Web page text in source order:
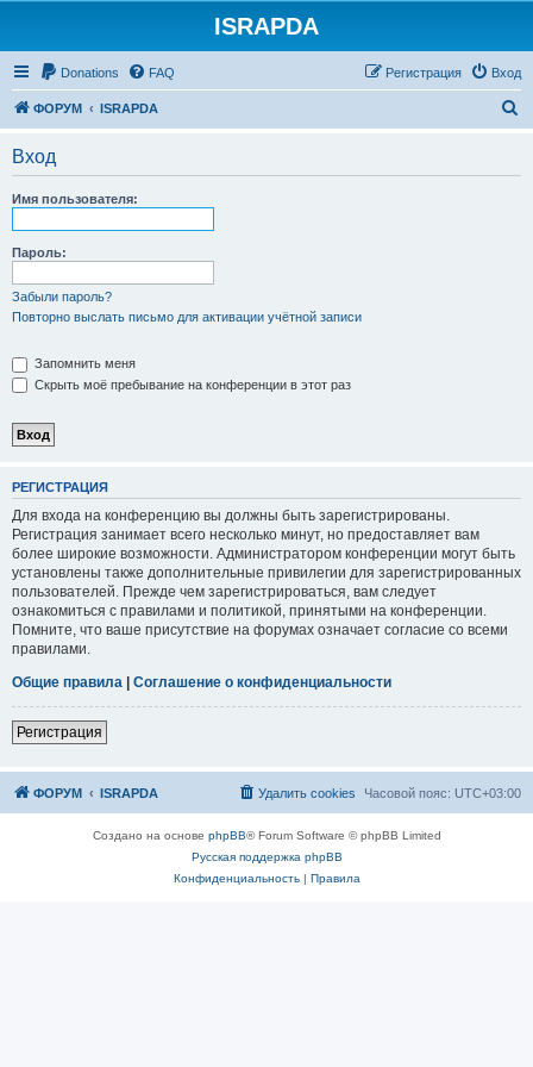
ISRAPDA
Donations FAQ Вход
Регистрация
ФОРУМ ISRAPDA
Вход
Имя пользователя:
Пароль:
Забыли пароль?
Повторно выслать письмо для активации учётной записи
Запомнить меня
Скрыть моё пребывание на конференции в этот раз
РЕГИСТРАЦИЯ
Для входа на конференцию вы должны быть зарегистрированы.
Регистрация занимает всего несколько минут, но предоставляет вам
более широкие возможности. Администратором конференции могут быть
установлены также дополнительные привилегии для зарегистрированных
пользователей. Прежде чем зарегистрироваться, вам следует
ознакомиться с правилами и политикой, принятыми на конференции.
Помните, что ваше присутствие на форумах означает согласие со всеми
правилами.
Общие правила | Соглашение о конфиденциальности
Регистрация
ФОРУМ ISRAPDA Часовой пояс: UTC+03:00
Удалить cookies
Создано на основе phpBB® Forum Software © phpBB Limited
Русская поддержка phpBB
Конфиденциальность| Правила